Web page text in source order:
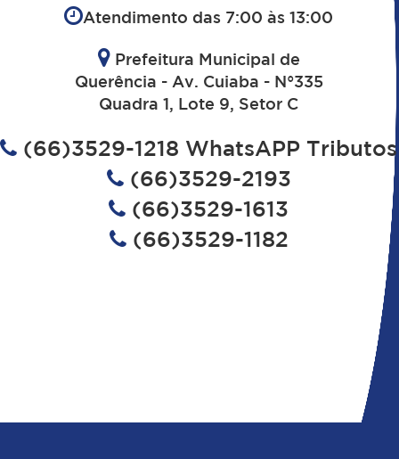
Atendimento das 7:00 às 13:00
Prefeitura Municipal de
Querência - Av. Cuiaba - N°335
Quadra 1, Lote 9, Setor C
(66)3529-1218 WhatsAPP Tributos
(66)3529-2193
(66)3529-1613
(66)3529-1182